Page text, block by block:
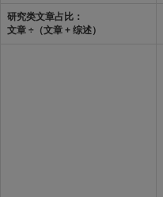
研究类文章占比：
文章 ÷（文章 + 综述）